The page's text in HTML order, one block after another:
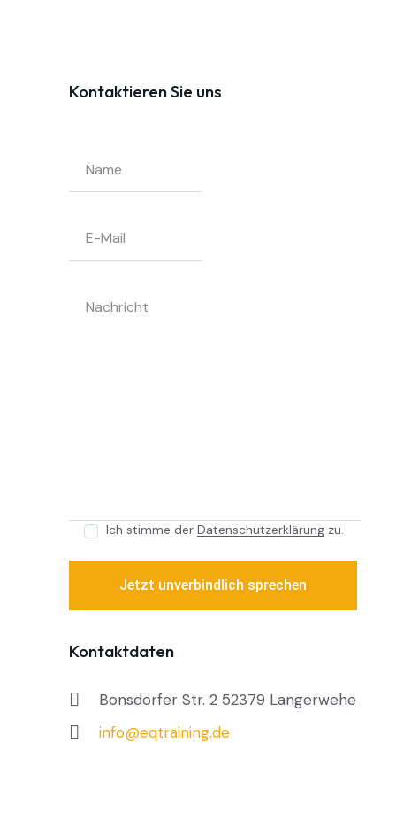
Kontaktieren Sie uns
Ich stimme derDatenschutzerklärung zu.
Kontaktdaten
Bonsdorfer Str. 2 52379 Langerwehe
info@eqtraining.de